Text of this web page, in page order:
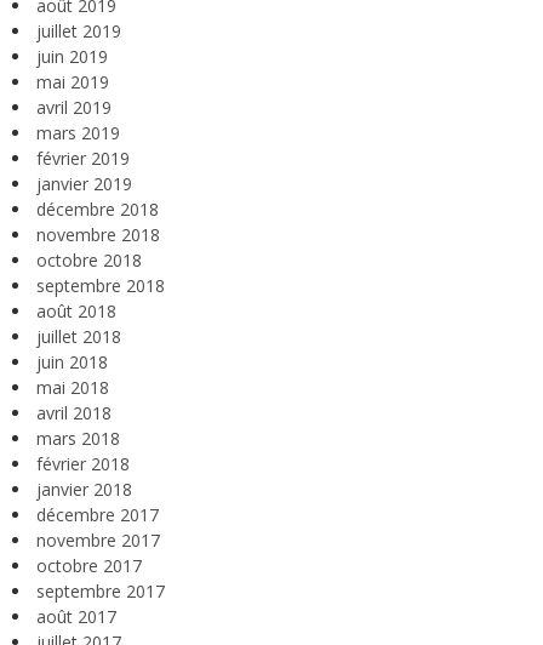
août 2019
juillet 2019
juin 2019
mai 2019
avril 2019
mars 2019
février 2019
janvier 2019
décembre 2018
novembre 2018
octobre 2018
septembre 2018
août 2018
juillet 2018
juin 2018
mai 2018
avril 2018
mars 2018
février 2018
janvier 2018
décembre 2017
novembre 2017
octobre 2017
septembre 2017
août 2017